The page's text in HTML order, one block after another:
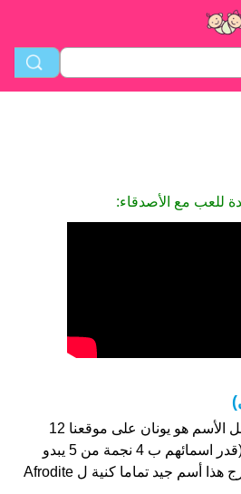
للعب مع الأصدقاء:
Afrodite هو اسم فتاة. أصل الأسم هو يونان على موقعنا 12
الأشخاص بأسم Afrodite (قدر اسمائهم ب 4 نجمة من 5 يبدو
انهم راضون جدا. فى الخارج هذا أسم جيد تماما كنية ل Afrodite